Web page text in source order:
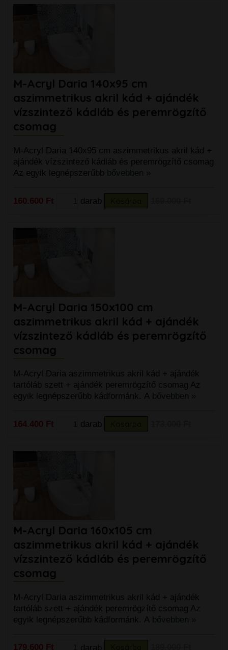
M-Acryl Daria 140x95 cm
aszimmetrikus akril kád + ajándék
vízszintező kádláb és peremrögzítő
csomag
M-Acryl Daria 140x95 cm aszimmetrikus akril kád +
ajándék vízszintező kádláb és peremrögzítő csomag
Az egyik legnépszerűbb bővebben »
160.600 Ft darab
M-Acryl Daria 150x100 cm
aszimmetrikus akril kád + ajándék
vízszintező kádláb és peremrögzítő
csomag
M-Acryl Daria aszimmetrikus akril kád + ajándék
tartóláb szett + ajándék peremrögzítő csomag Az
egyik legnépszerűbb kádformánk. A bővebben »
164.400 Ft darab
M-Acryl Daria 160x105 cm
aszimmetrikus akril kád + ajándék
vízszintező kádláb és peremrögzítő
csomag
M-Acryl Daria aszimmetrikus akril kád + ajándék
tartóláb szett + ajándék peremrögzítő csomag Az
egyik legnépszerűbb kádformánk. A bővebben »
179.600 Ft darab